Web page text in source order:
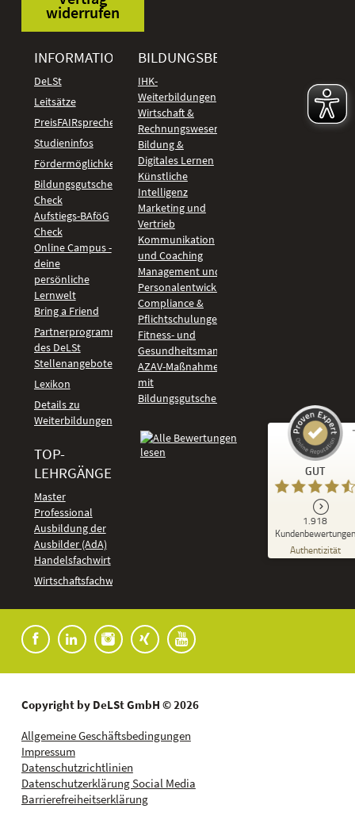
widerrufen
INFORMATIONEN
DeLSt
Leitsätze
PreisFAIRsprechen
Studieninfos
Fördermöglichkeiten
Bildungsgutschein
Check
Aufstiegs-BAföG
Check
Online Campus -
deine
persönliche
Lernwelt
Bring a Friend
Partnerprogramm
des DeLSt
Stellenangebote
Lexikon
Details zu
Weiterbildungen
TOP-
LEHRGÄNGE
Master
Professional
Ausbildung der
Ausbilder (AdA)
Handelsfachwirt
Wirtschaftsfachwirt
BILDUNGSBEREICHE
IHK-
Weiterbildungen
Wirtschaft &
Rechnungswesen
Bildung &
Digitales Lernen
Künstliche
Intelligenz
Marketing und
Vertrieb
Kommunikation
und Coaching
Management und
Personalentwicklung
Compliance &
Pflichtschulungen
Fitness- und
Gesundheitsmanagement
AZAV-Maßnahmen
mit
Bildungsgutschein
GUT
1.918
Kundenbewertungen
Authentizität
Kundenbewertungen und Erfahrungen zu
DeLSt - Deutsches eLearning Studieninstitut
92
%
Empfehlungen auf
ProvenExpert.com
anderen Quellen
Copyright by DeLSt GmbH © 2026
Allgemeine Geschäftsbedingungen
Impressum
Datenschutzrichtlinien
Datenschutzerklärung Social Media
Barrierefreiheitserklärung